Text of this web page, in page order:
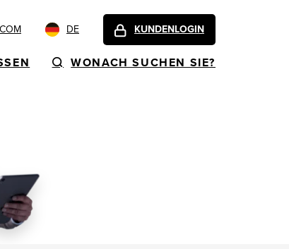
DE KUNDENLOGIN
WONACH SUCHEN SIE?